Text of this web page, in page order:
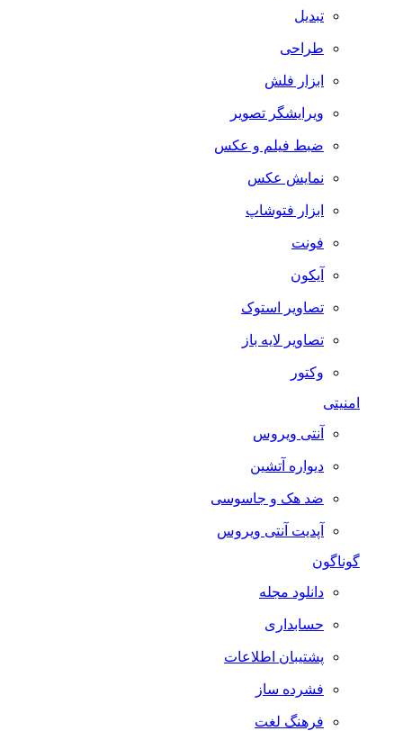
تبدیل
طراحی
ابزار فلش
ویرایشگر تصویر
ضبط فيلم و عكس
نمایش عکس
ابزار فتوشاپ
فونت
آیکون
تصاویر استوک
تصاویر لایه باز
وکتور
امنیتی
آنتی ویروس
دیواره آتشین
ضد هک و جاسوسی
آپدیت آنتی ویروس
گوناگون
دانلود مجله
حسابداری
پشتیبان اطلاعات
فشرده ساز
فرهنگ لغت